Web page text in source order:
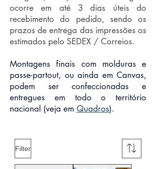
ocorre em até 3 dias úteis do
recebimento do pedido, sendo os
prazos de entrega das impressões os
estimados pelo SEDEX / Correios.
Montagens finais com molduras e
passe-partout, ou ainda em Canvas,
podem ser confeccionadas e
entregues em todo o território
nacional (veja em Quadros).
Filter